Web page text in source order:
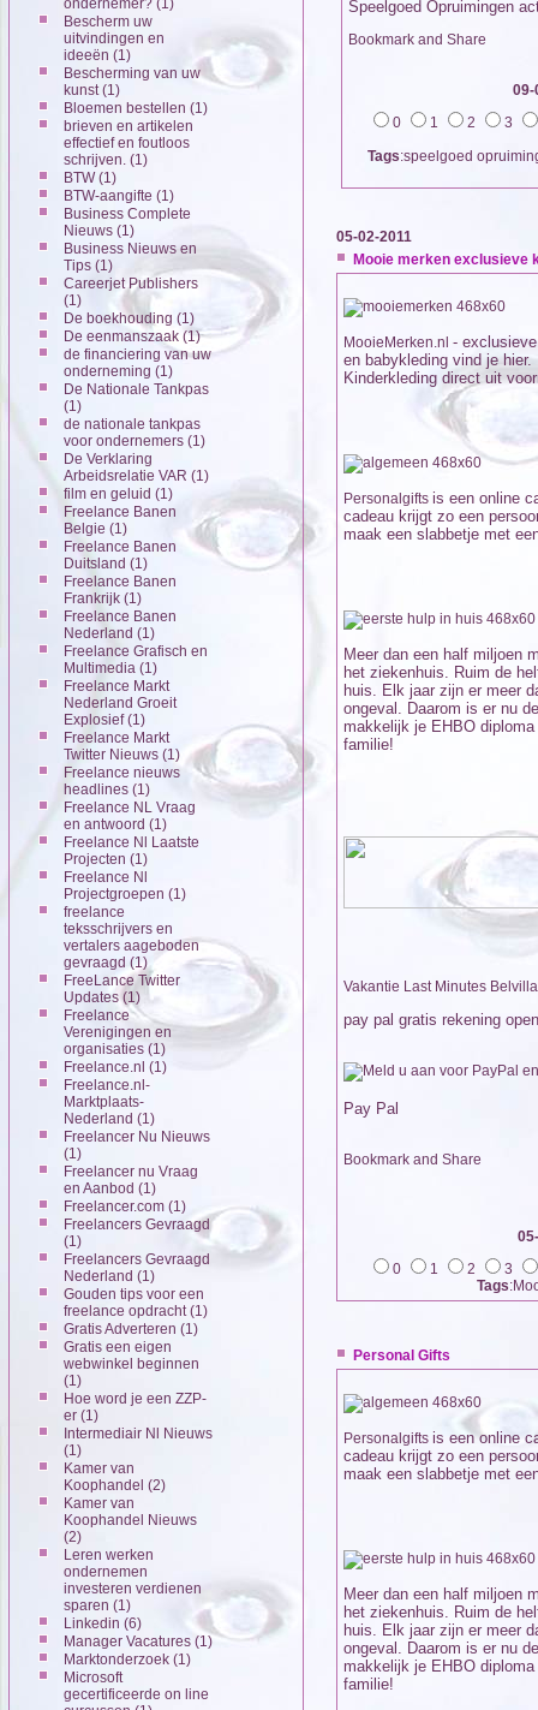
Bescherm uw
uitvindingen en
ideeën (1)
Bescherming van uw
kunst (1)
Bloemen bestellen (1)
brieven en artikelen
effectief en foutloos
schrijven. (1)
BTW (1)
BTW-aangifte (1)
Business Complete
Nieuws (1)
Business Nieuws en
Tips (1)
Careerjet Publishers
(1)
De boekhouding (1)
De eenmanszaak (1)
de financiering van uw
onderneming (1)
De Nationale Tankpas
(1)
de nationale tankpas
voor ondernemers (1)
De Verklaring
Arbeidsrelatie VAR (1)
film en geluid (1)
Freelance Banen
Belgie (1)
Freelance Banen
Duitsland (1)
Freelance Banen
Frankrijk (1)
Freelance Banen
Nederland (1)
Freelance Grafisch en
Multimedia (1)
Freelance Markt
Nederland Groeit
Explosief (1)
Freelance Markt
Twitter Nieuws (1)
Freelance nieuws
headlines (1)
Freelance NL Vraag
en antwoord (1)
Freelance Nl Laatste
Projecten (1)
Freelance Nl
Projectgroepen (1)
freelance
teksschrijvers en
vertalers aageboden
gevraagd (1)
FreeLance Twitter
Updates (1)
Freelance
Verenigingen en
organisaties (1)
Freelance.nl (1)
Freelance.nl-
Marktplaats-
Nederland (1)
Freelancer Nu Nieuws
(1)
Freelancer nu Vraag
en Aanbod (1)
Freelancer.com (1)
Freelancers Gevraagd
(1)
Freelancers Gevraagd
Nederland (1)
Gouden tips voor een
freelance opdracht (1)
Gratis Adverteren (1)
Gratis een eigen
webwinkel beginnen
(1)
Hoe word je een ZZP-
er (1)
Intermediair Nl Nieuws
(1)
Kamer van
Koophandel (2)
Kamer van
Koophandel Nieuws
(2)
Leren werken
ondernemen
investeren verdienen
sparen (1)
Linkedin (6)
Manager Vacatures (1)
Marktonderzoek (1)
Microsoft
gecertificeerde on line
Speelgoed Opruimingen
09-
0
1 2
3
Tags:speelgoed
05-02-2011
Mooie merken exclusieve
MooieMerken.nl -
en babykleding vind je
Kinderkleding direct uit
Personalgifts is een online
cadeau krijgt zo een
maak een slabbetje met
Meer dan een half miljoen
het ziekenhuis. Ruim de
huis. Elk jaar zijn er meer
ongeval. Daarom is er nu
makkelijk je EHBO
familie!
Vakantie Last Minutes Belvilla
pay pal gratis rekening
Pay Pal
0
1 2
3
Tags
Personal Gifts
Personalgifts is een online
cadeau krijgt zo een
maak een slabbetje met
Meer dan een half miljoen
het ziekenhuis. Ruim de
huis. Elk jaar zijn er meer
ongeval. Daarom is er nu
makkelijk je EHBO
familie!